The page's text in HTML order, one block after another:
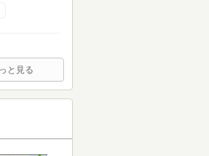
と見る